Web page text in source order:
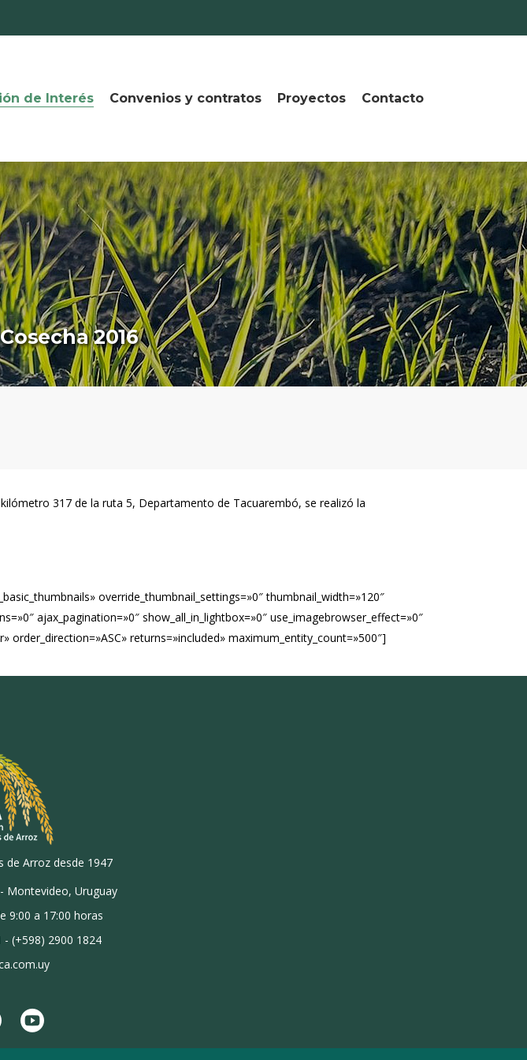
de Interés Convenios y contratos Proyectos Contacto
2016
317 de la ruta 5, Departamento de Tacuarembó, se realizó la
override_thumbnail_settings=»0″ thumbnail_width=»120″
ajax_pagination=»0″ show_all_in_lightbox=»0″ use_imagebrowser_effect=»0″
order_direction=»ASC» returns=»included» maximum_entity_count=»500″]
de Arroz desde 1947
Montevideo, Uruguay
9:00 a 17:00 horas
(+598) 2900 1824